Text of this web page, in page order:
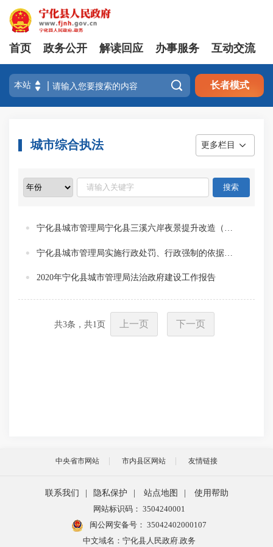
首页 政务公开 解读回应 办事服务 互动交流
 长者模式
城市综合执法 更多栏目
2020年宁化县城市管理局法治政府建设工作报告
共3条，共1页 上一页 下一页
中央省市网站 市内县区网站 友情链接
联系我们 隐私保护 站点地图
使用帮助
网站标识码： 3504240001
闽公网安备号： 35042402000107
中文域名：宁化县人民政府.政务